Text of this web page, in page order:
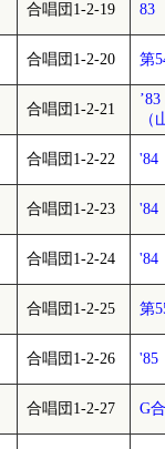
合唱団1-2-19 83
合唱団1-2-20 第
合唱団1-2-21
（
合唱団1-2-22
合唱団1-2-23 '84
合唱団1-2-24 '84
合唱団1-2-25 第
合唱団1-2-26
合唱団1-2-27 G